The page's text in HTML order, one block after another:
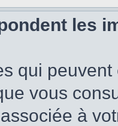
les
qui
vous
à